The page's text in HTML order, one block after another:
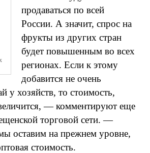
продаваться по всей
России. А значит, спрос на
фрукты из других стран
будет повышенным во всех
регионах. Если к этому
добавится не очень
у хозяйств, то стоимость,
— комментируют еще
торговой сети. —
оставим на прежнем уровне,
стоимость.